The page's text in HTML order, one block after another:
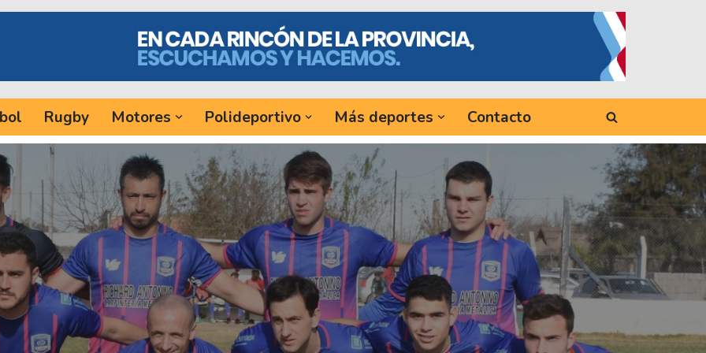
Rugby Motores Polideportivo Más deportes Contacto